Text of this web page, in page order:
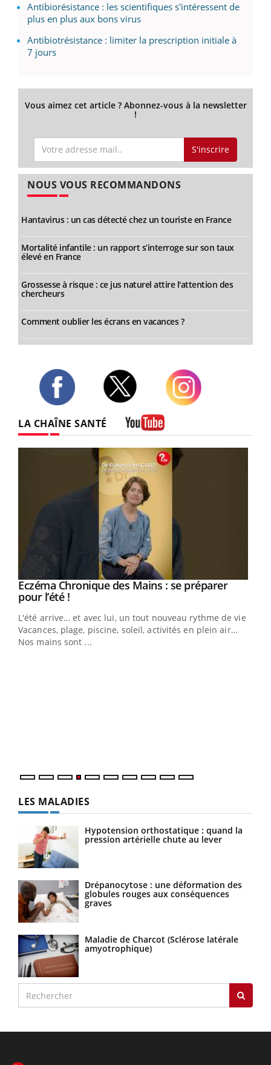
Antibiorésistance : les scientifiques s'intéressent de
plus en plus aux bons virus
Antibiotrésistance : limiter la prescription initiale à
7 jours
Vous aimez cet article ? Abonnez-vous à la newsletter
!
S'inscrire
NOUS VOUS RECOMMANDONS
Hantavirus : un cas détecté chez un touriste en France
Mortalité infantile : un rapport s’interroge sur son taux
élevé en France
Grossesse à risque : ce jus naturel attire l'attention des
chercheurs
Comment oublier les écrans en vacances ?
LA CHAÎNE SANTÉ
Youtube
Eczéma Chronique des Mains : se préparer
pour l’été !Youtube
L'été arrive… et avec lui, un tout nouveau rythme de vie !
Vacances, plage, piscine, soleil, activités en plein air…
Nos mains sont ...
LES MALADIES
Hypotension orthostatique : quand la
pression artérielle chute au lever
Drépanocytose : une déformation des
globules rouges aux conséquences
graves
Maladie de Charcot (Sclérose latérale
amyotrophique)